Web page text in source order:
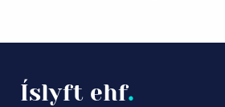
Íslyft ehf.